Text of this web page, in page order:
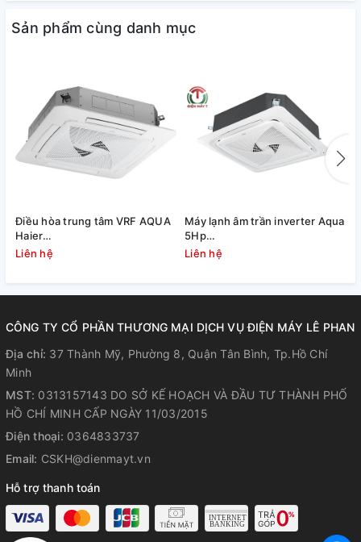
Sản phẩm cùng danh mục
Điều hòa trung tâm VRF AQUA
Haier
AU10NFNERA/AB482MNERAD
Liên hệ
Máy lạnh âm trần inverter Aqua
5Hp
1U125S1PN1SB/AB125S2LR1FA
Liên hệ
CÔNG TY CỔ PHẦN THƯƠNG MẠI DỊCH VỤ ĐIỆN MÁY LÊ PHAN
Địa chỉ: 37 Thành Mỹ, Phường 8, Quận Tân Bình, Tp.Hồ Chí
Minh
MST: 0313157143 DO SỞ KẾ HOẠCH VÀ ĐẦU TƯ THÀNH PHỐ
HỒ CHÍ MINH CẤP NGÀY 11/03/2015
Điện thoại: 0364833737
Email: CSKH@dienmayt.vn
Hỗ trợ thanh toán